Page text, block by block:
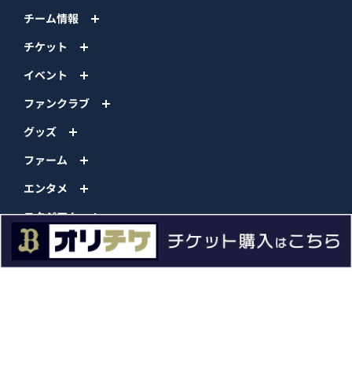
チーム情報
チケット
イベント
ファンクラブ
グッズ
ファーム
エンタメ
スタジアム
スポンサー